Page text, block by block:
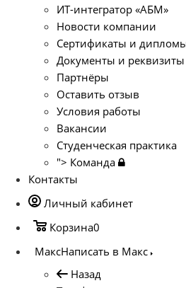
ИТ-интегратор «АБМ»
Новости компании
Сертификаты и
Документы и реквизиты
Партнёры
Оставить отзыв
Условия работы
Вакансии
Студенческая практика
"> Команда
Контакты
Личный кабинет
Корзина0
МаксНаписать в Макс
Назад